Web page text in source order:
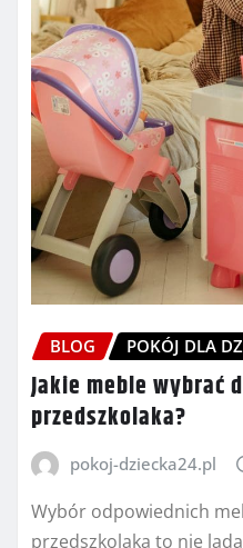
BLOG POKÓJ DLA
Jakie meble wybrać
przedszkolaka?
pokoj-dziecka24.pl
Wybór odpowiednich
przedszkolaka to nie